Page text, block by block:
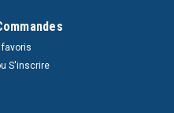
favoris
S'inscrire